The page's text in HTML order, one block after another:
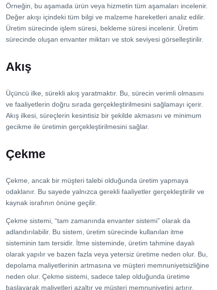
Örneğin, bu aşamada ürün veya hizmetin tüm aşamaları incelenir.
Değer akışı içindeki tüm bilgi ve malzeme hareketleri analiz edilir.
Üretim sürecinde işlem süresi, bekleme süresi incelenir. Üretim
sürecinde oluşan envanter miktarı ve stok seviyesi görselleştirilir.
Akış
Üçüncü ilke, sürekli akış yaratmaktır. Bu, sürecin verimli olmasını
ve faaliyetlerin doğru sırada gerçekleştirilmesini sağlamayı içerir.
Akış ilkesi, süreçlerin kesintisiz bir şekilde akmasını ve minimum
gecikme ile üretimin gerçekleştirilmesini sağlar.
Çekme
Çekme, ancak bir müşteri talebi olduğunda üretim yapmaya
odaklanır. Bu sayede yalnızca gerekli faaliyetler gerçekleştirilir ve
kaynak israfının önüne geçilir.
Çekme sistemi, “tam zamanında envanter sistemi” olarak da
adlandırılabilir. Bu sistem, üretim sürecinde kullanılan itme
sisteminin tam tersidir. İtme sisteminde, üretim tahmine dayalı
olarak yapılır ve bazen fazla veya yetersiz üretime neden olur. Bu,
depolama maliyetlerinin artmasına ve müşteri memnuniyetsizliğine
neden olur. Çekme sistemi, sadece talep olduğunda üretime
başlayarak maliyetleri azaltır ve müşteri memnuniyetini artırır.